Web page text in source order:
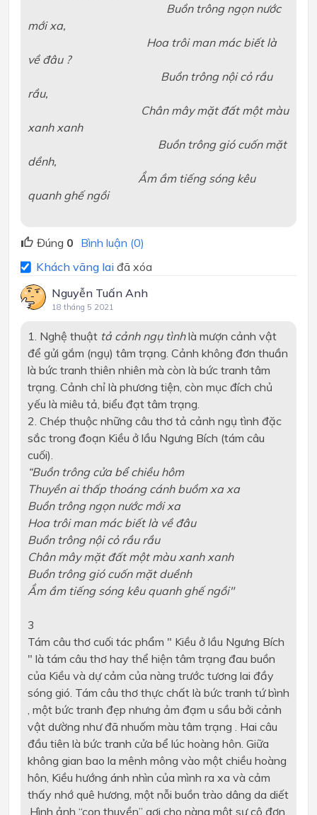
Buồn trông ngọn nước
mới xa,
Hoa trôi man mác biết là
về đâu ?
Buồn trông nội cỏ rầu
rầu,
Chân mây mặt đất một màu
xanh xanh
Buồn trông gió cuốn mặt
dềnh,
Ầm ầm tiếng sóng kêu
quanh ghế ngồi
Đúng 0 Bình luận (0)
Khách vãng lai đã xóa
Nguyễn Tuấn Anh
18 tháng 5 2021
1. Nghệ thuật tả cảnh ngụ tìnhlà mượn cảnh vật
để gửi gắm (ngụ) tâm trạng. Cảnh không đơn thuần
là bức tranh thiên nhiên mà còn là bức tranh tâm
trạng. Cảnh chỉ là phương tiện, còn mục đích chủ
yếu là miêu tả, biểu đạt tâm trạng.
2. Chép thuộc những câu thơ tả cảnh ngụ tình đặc
sắc trong đoạn Kiều ở lầu Ngưng Bích (tám câu
cuối).
“Buồn trông cửa bể chiều hôm
Thuyền ai thấp thoáng cánh buồm xa xa
Buồn trông ngọn nước mới xa
Hoa trôi man mác biết là về đâu
Buồn trông nội cỏ rầu rầu
Chân mây mặt đất một màu xanh xanh
Buồn trông gió cuốn mặt duềnh
Ầm ầm tiếng sóng kêu quanh ghế ngồi"
3
Tám câu thơ cuối tác phẩm " Kiều ở lầu Ngưng Bích
" là tám câu thơ hay thể hiện tâm trạng đau buồn
của Kiều và dự cảm của nàng trước tương lai đầy
sóng gió. Tám câu thơ thực chất là bức tranh tứ bình
, một bức tranh đẹp nhưng ảm đạm u sầu bởi cảnh
vật dường như đã nhuốm màu tâm trạng . Hai câu
đầu tiên là bức tranh cửa bể lúc hoàng hôn. Giữa
không gian bao la mênh mông vào một chiều hoàng
hôn, Kiều hướng ánh nhìn của mình ra xa và cảm
thấy nhớ quê hương, một nỗi buồn trào dâng da diết
.Hình ảnh “con thuyền” gợi cho nàng một sự cô đơn.